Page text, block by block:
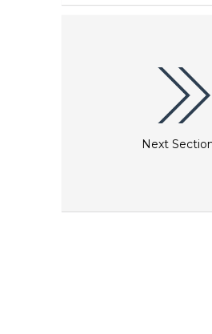
entlang der Wisconsin Avenue
St-Laurent Rive Gauche und
Next